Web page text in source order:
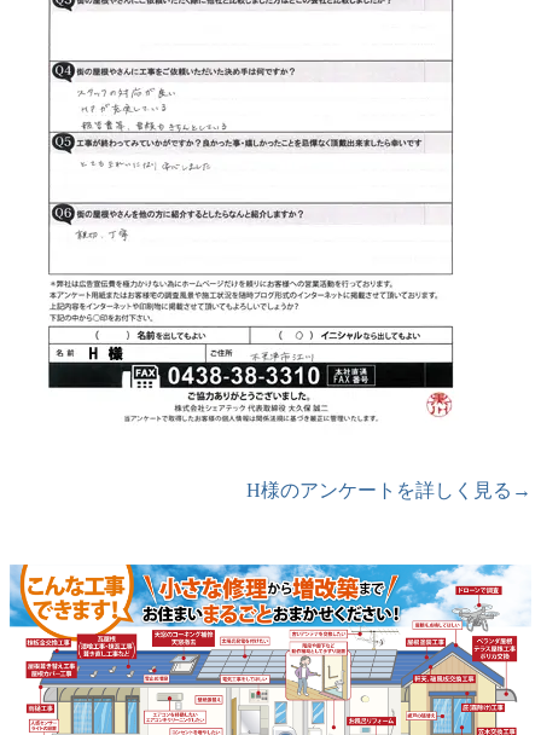
H様のアンケートを詳しく見る→